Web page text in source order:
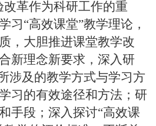
改革作为科研工作的重
习“高效课堂”教学理论，
，大胆推进课堂教学改
新理念新要求，深入研
涉及的教学方式与学习方
习的有效途径和方法；研
手段；深入探讨“高效课